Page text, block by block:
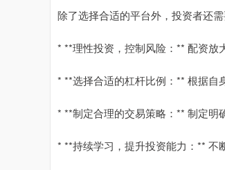
除了选择合适的平台外，投资者还
* **理性投资，控制风险：** 配资放
* **选择合适的杠杆比例：** 根据自
* **制定合理的交易策略：** 制定明
* **持续学习，提升投资能力：** 不